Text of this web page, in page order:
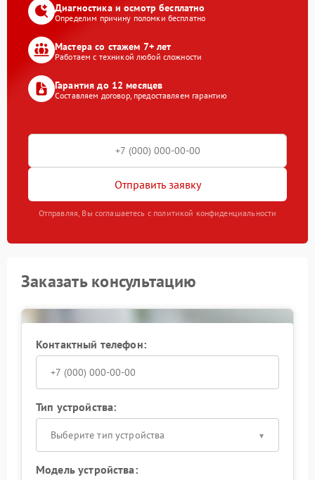
Диагностика и осмотр бесплатно
Определим причину поломки бесплатно
Мастера со стажем 7+ лет
Работаем с техникой любой сложности
Гарантия до 12 месяцев
Составляем договор, предоставляем гарантию
Отправить заявку
Отправляя, Вы соглашаетесь с политикой конфиденциальности
Заказать консультацию
Контактный телефон:
Тип устройства:
Выберите тип устройства
Модель устройства: